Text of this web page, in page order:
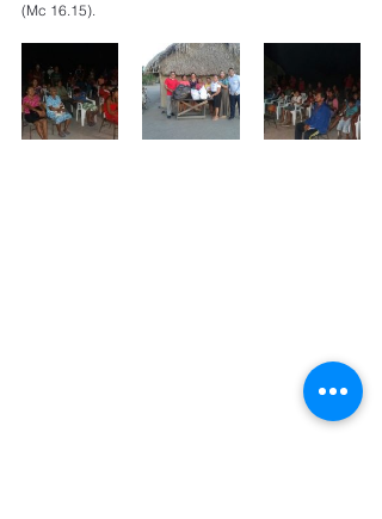
(Mc 16.15).